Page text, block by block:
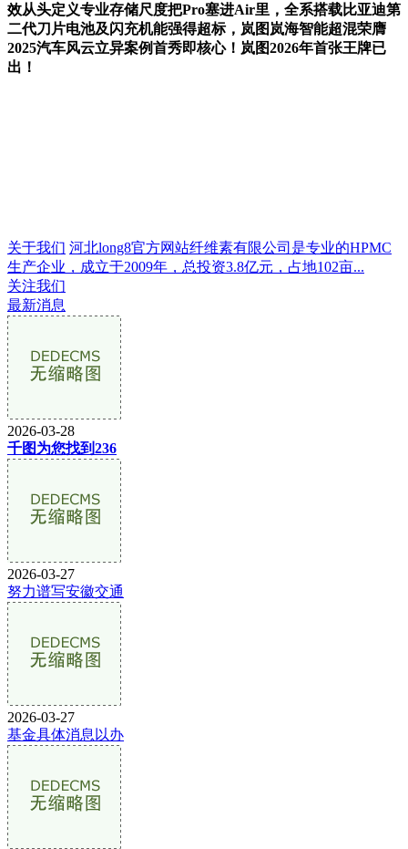
效从头定义专业存储尺度把Pro塞进Air里，全系搭载比亚迪第
二代刀片电池及闪充机能强得超标，岚图岚海智能超混荣膺
2025汽车风云立异案例首秀即核心！岚图2026年首张王牌已
出！
关于我们 河北long8官方网站纤维素有限公司是专业的HPMC
生产企业，成立于2009年，总投资3.8亿元，占地102亩...
关注我们
最新消息
2026-03-28
千图为您找到236
2026-03-27
努力谱写安徽交通
2026-03-27
基金具体消息以办